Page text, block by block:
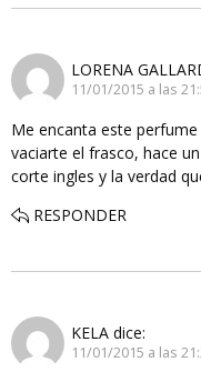
LORENA
11/01/2015 a las
Me encanta este
vaciarte el frasco, hace
corte ingles y la verdad
RESPONDER
KELA dice:
11/01/2015 a las